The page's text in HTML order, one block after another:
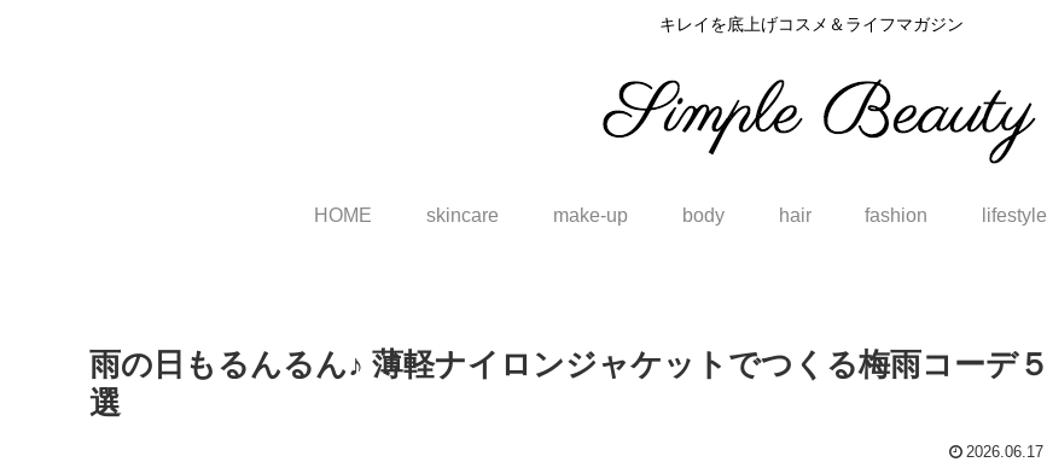
キレイを底上げコスメ＆ライフマガジン
HOME skincare make-up body hair fashion lifestyle
雨の日もるんるん♪ 薄軽ナイロンジャケットでつくる梅雨コーデ５
選
2026.06.17